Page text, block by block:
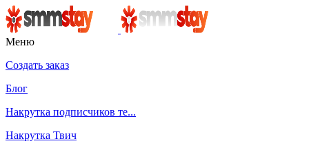
Меню
Создать заказ
Блог
Накрутка подписчиков те...
Накрутка Твич